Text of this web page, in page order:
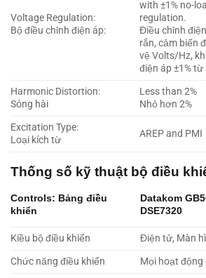
Voltage Regulation:
Bộ điều chỉnh điện áp:
with ±1% no-
regulation.
Điều chỉnh
rắn, cảm biến
vệ Volts/Hz,
điện áp ±1%
Harmonic Distortion:
Sóng hài
Less than 2%
Nhỏ hơn 2%
Excitation Type:
Loại kích từ
AREP and PMI
Thống số kỹ thuật bộ điều
Controls: Bảng điều
khiển
Datakom
DSE7320
Kiều bộ điều khiển
Điện tử, Màn
Chức năng điều khiển
Mọi hoạt động